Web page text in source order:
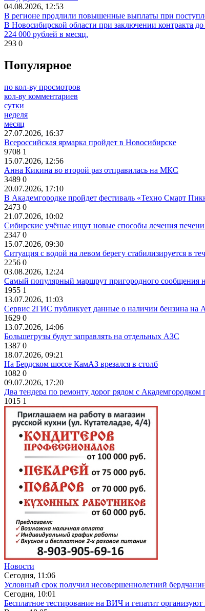
04.08.2026, 12:53
В регионе продлили повышенные выплаты при
В Новосибирской области при заключении контракта
224 000 рублей в месяц.
293 0
Популярное
по кол-ву просмотров
кол-ву комментариев
сутки
неделя
месяц
27.07.2026, 16:37
Всероссийская ярмарка пройдет в Новосибирске
9708 1
15.07.2026, 12:56
Анна Кикина во второй раз отправилась на МКС
3489 0
20.07.2026, 17:10
В Академгородке пройдет фестиваль «Техно Смарт
2473 0
21.07.2026, 10:02
Сибирские учёные ищут новые способы лечения
2347 0
15.07.2026, 09:30
Ситуация с водой на левом берегу стабилизируется в
2256 0
03.08.2026, 12:24
Самый популярный маршрут пригородного сообщения
1955 1
13.07.2026, 11:03
Сервис 2ГИС публикует данные о наличии бензина на
1629 0
13.07.2026, 14:06
Большегрузы будут заправлять на отдельных АЗС
1387 0
18.07.2026, 09:21
На Бердском шоссе КамАЗ врезался в столб
1082 0
09.07.2026, 17:20
Два тендера по ремонту дорог рядом с Академгородком
1015 1
Новости
Сегодня, 11:06
Условный срок получил несовершеннолетний
Сегодня, 10:01
Бесплатное тестирование на ВИЧ и гепатит